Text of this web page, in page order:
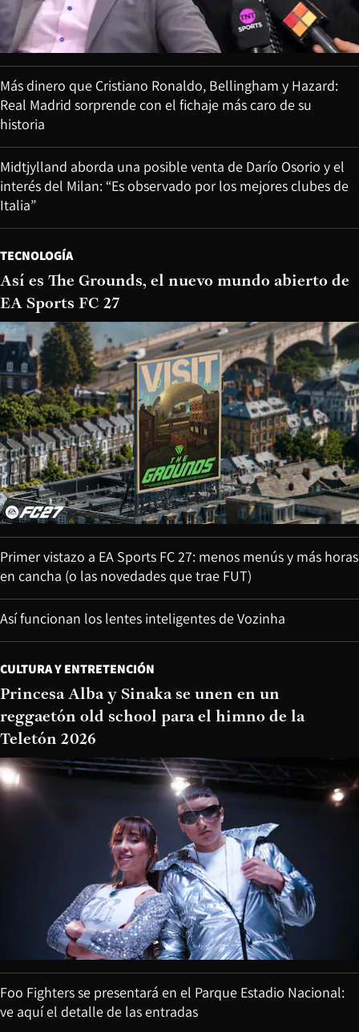
Más dinero que Cristiano Ronaldo, Bellingham y Hazard:
Real Madrid sorprende con el fichaje más caro de su
historia
Midtjylland aborda una posible venta de Darío Osorio y el
interés del Milan: “Es observado por los mejores clubes de
Italia”
TECNOLOGÍA
Así es The Grounds, el nuevo mundo abierto de
EA Sports FC 27
Primer vistazo a EA Sports FC 27: menos menús y más horas
en cancha (o las novedades que trae FUT)
Así funcionan los lentes inteligentes de Vozinha
CULTURA Y ENTRETENCIÓN
Princesa Alba y Sinaka se unen en un
reggaetón old school para el himno de la
Teletón 2026
Foo Fighters se presentará en el Parque Estadio Nacional:
ve aquí el detalle de las entradas